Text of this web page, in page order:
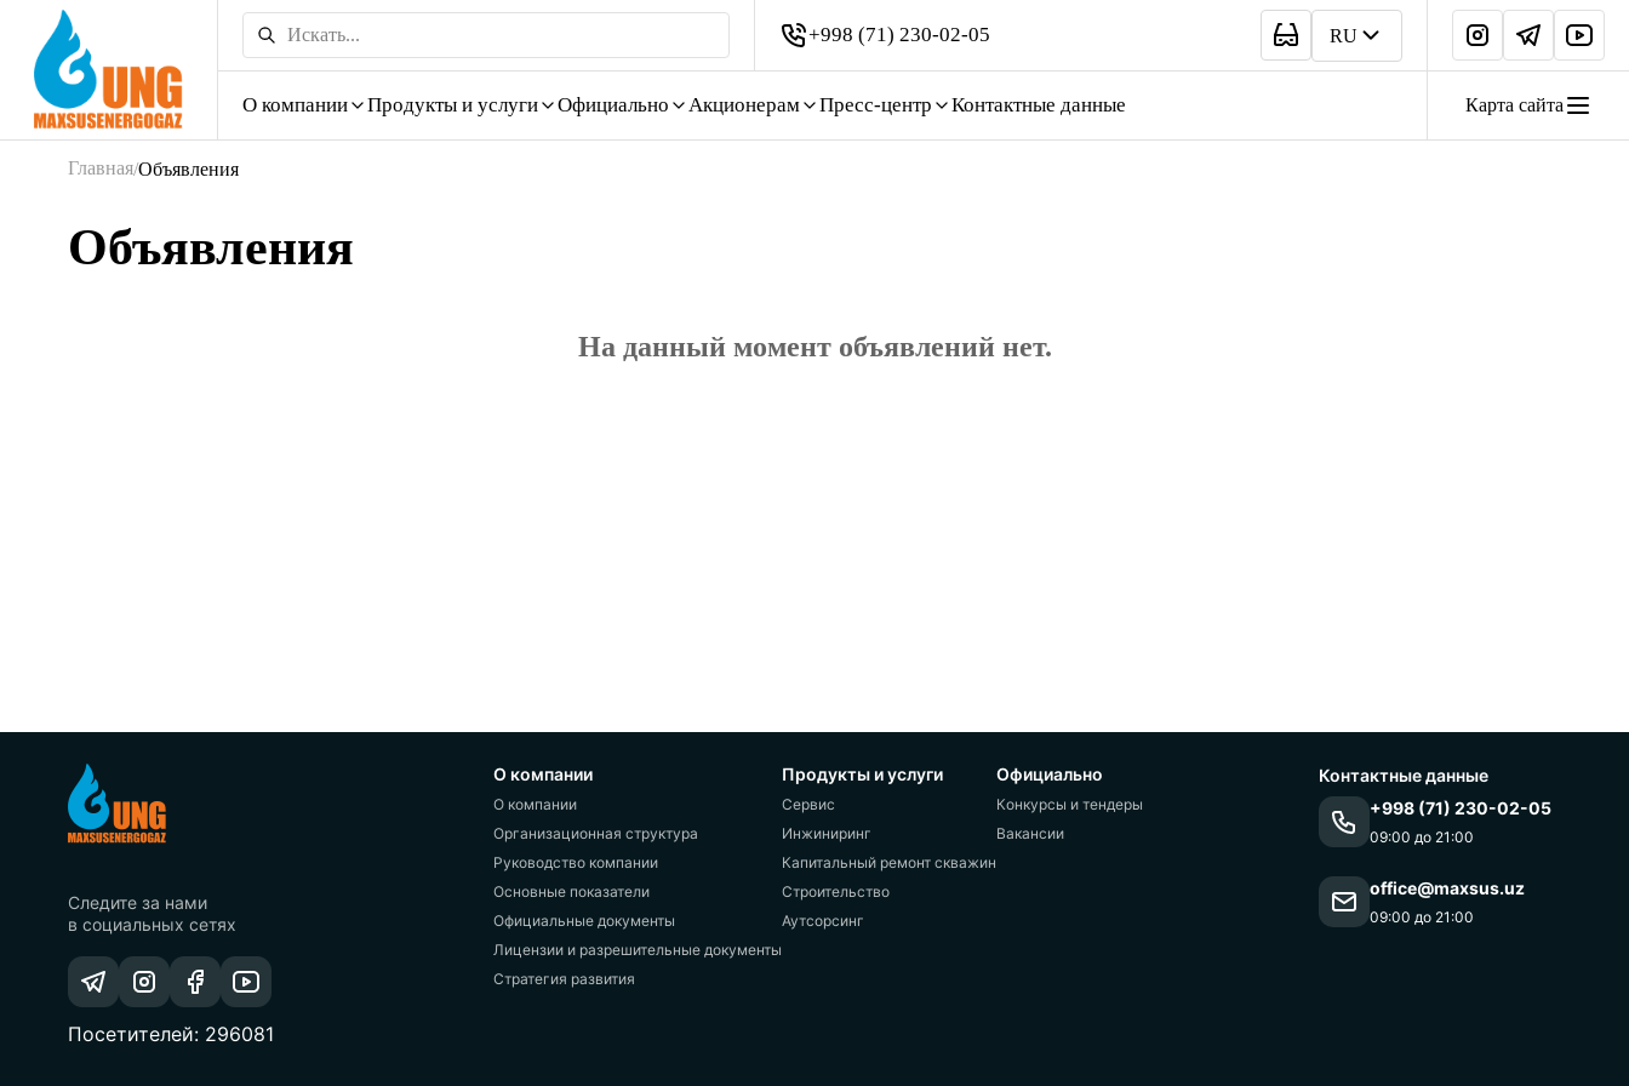
+998 (71) 230-02-05 RU
О компании Продукты и услуги Официально Акционерам Пресс-центр Контактные данные Карта сайта
Главная/Объявления
Объявления
На данный момент объявлений нет.
Следите за нами
в социальных сетях
Посетителей: 296081
О компании
О компании
Организационная структура
Руководство компании
Основные показатели
Официальные документы
Лицензии и разрешительные документы
Стратегия развития
Продукты и услуги
Сервис
Инжиниринг
Капитальный ремонт скважин
Строительство
Аутсорсинг
Официально
Конкурсы и тендеры
Вакансии
Контактные данные
+998 (71) 230-02-05
09:00 до 21:00
office@maxsus.uz
09:00 до 21:00